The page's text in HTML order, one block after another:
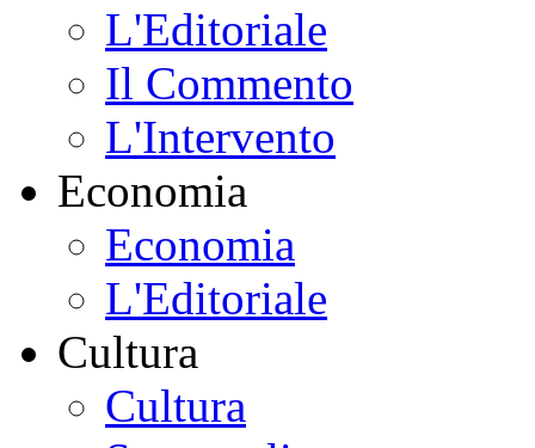
L'Editoriale
Il Commento
L'Intervento
Economia
Economia
L'Editoriale
Cultura
Cultura